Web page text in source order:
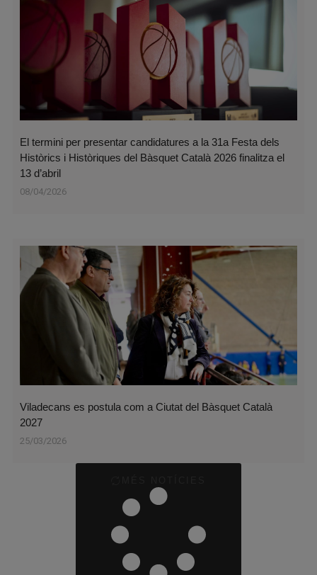
El termini per presentar candidatures a la 31a Festa dels
Històrics i Històriques del Bàsquet Català 2026 finalitza el
13 d’abril
08/04/2026
Viladecans es postula com a Ciutat del Bàsquet Català
2027
25/03/2026